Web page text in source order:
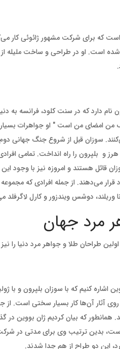
که برای شرکت مشهور ژائوئی کار
است. او در طراحی و ساخت ملیله
دارد که در سنت کلود، فرانسه به
امضای من است " او جواهرات بسیار
سوزان قبل از شروع جنگ جهانی
و بلپرون را راه انداخت. تمامی
قرار می‌دهند. از جمله افرادی که
وریلند، دوشس ویندزور و کارل لاگرفلد
مرد جهان
طراحان طلا و جواهر مرد دنیا را
اشاره کنیم که با سوزان بلپرون و با
آثار آن‌ها کار بسیار سختی است. از
همانطور که بیان کردیم ژان بووین در
بدین ترتیب وی برای مدتی در